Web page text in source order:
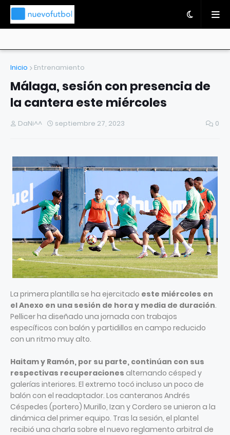
Inicio Entrenamiento
Málaga, sesión con presencia de
la cantera este miércoles
DaNi^^ septiembre 27, 2023 0
La primera plantilla se ha ejercitado este miércoles en
el Anexo en una sesión de hora y media de duración.
Pellicer ha diseñado una jornada con trabajos
específicos con balón y partidillos en campo reducido
con un ritmo muy alto.
Haitam y Ramón, por su parte, continúan con sus
respectivas recuperaciones alternando césped y
galerías interiores. El extremo tocó incluso un poco de
balón con el readaptador. Los canteranos Andrés
Céspedes (portero) Murillo, Izan y Cordero se unieron a la
dinámica del primer equipo. Tras la sesión, el plantel
recibió una charla sobre el nuevo reglamento arbitral de